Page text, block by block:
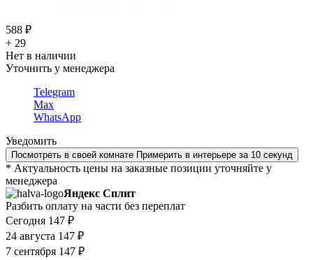
588 ₽
+ 29
Нет в наличии
Уточнить у менеджера
Telegram
Max
WhatsApp
Уведомить
Посмотреть в своей комнате Примерить в интерьере за 10 секунд
* Актуальность цены на заказные позиции уточняйте у
менеджера
Яндекс Сплит
Разбить оплату на части без переплат
Сегодня 147 ₽
24 августа 147 ₽
7 сентября 147 ₽